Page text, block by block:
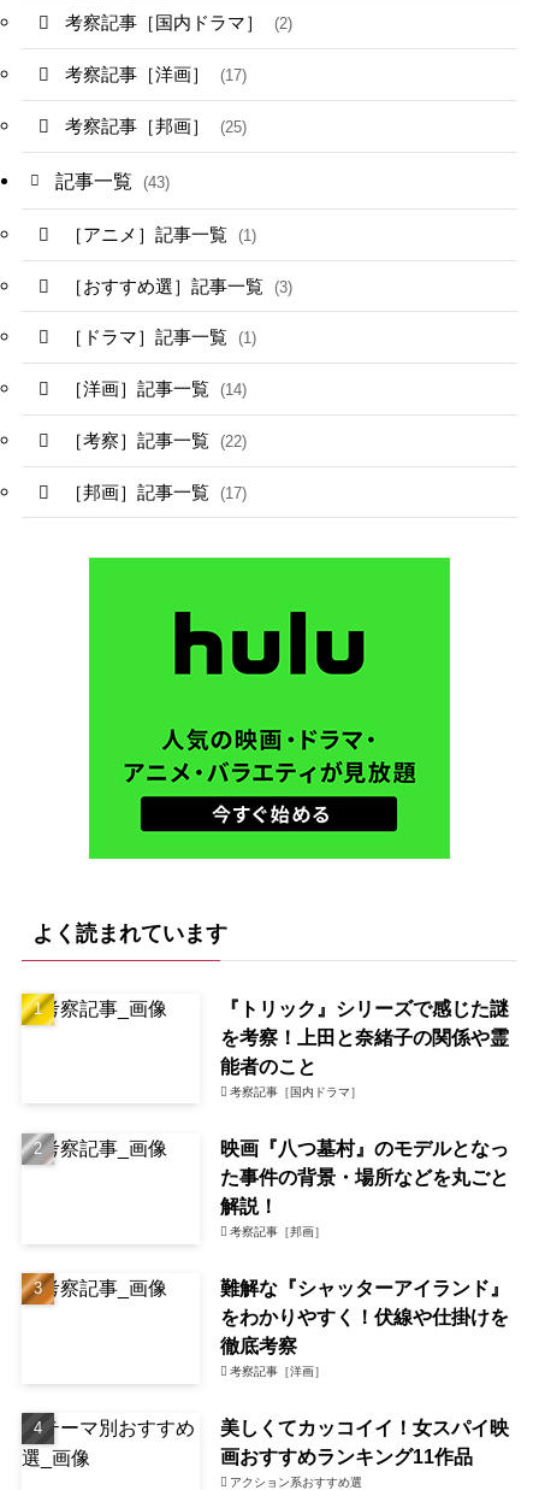
考察記事［国内ドラマ］ (2)
考察記事［洋画］ (17)
考察記事［邦画］ (25)
記事一覧 (43)
［アニメ］記事一覧 (1)
［おすすめ選］記事一覧 (3)
［ドラマ］記事一覧 (1)
［洋画］記事一覧 (14)
［考察］記事一覧 (22)
［邦画］記事一覧 (17)
よく読まれています
『トリック』シリーズで感じた謎
を考察！上田と奈緒子の関係や霊
能者のこと
考察記事［国内ドラマ］
映画『八つ墓村』のモデルとなっ
た事件の背景・場所などを丸ごと
解説！
考察記事［邦画］
難解な『シャッターアイランド』
をわかりやすく！伏線や仕掛けを
徹底考察
考察記事［洋画］
美しくてカッコイイ！女スパイ映
画おすすめランキング11作品
アクション系おすすめ選